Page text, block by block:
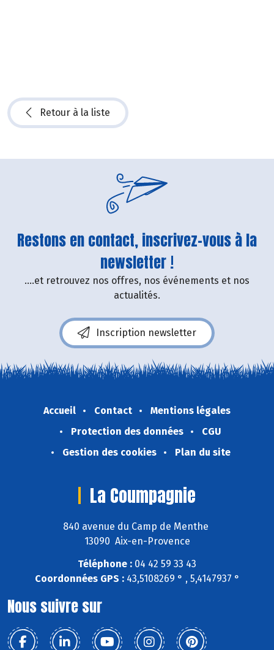
Retour à la liste
Restons en contact, inscrivez-vous à la
newsletter !
....et retrouvez nos offres, nos événements et nos
actualités.
Inscription newsletter
Accueil Contact
Mentions légales
Protection des données
CGU
Gestion des cookies
Plan du site
La Coumpagnie
840 avenue du Camp de Menthe
13090 Aix-en-Provence
Téléphone : 04 42 59 33 43
Coordonnées GPS :43,5108269 ° , 5,4147937 °
Nous suivre sur